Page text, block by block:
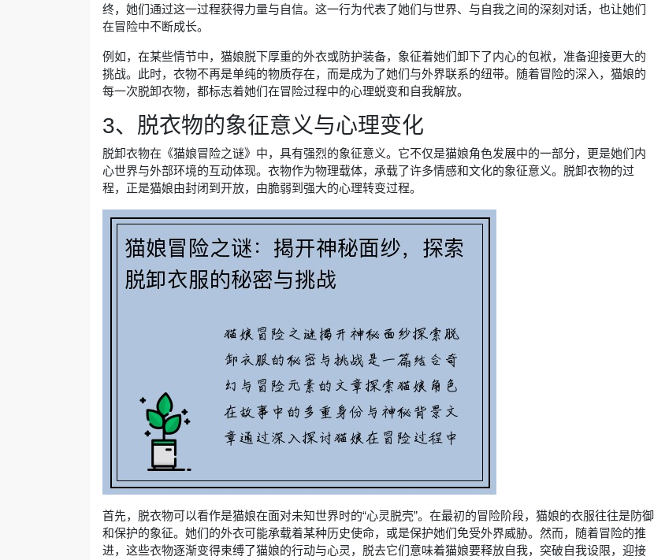
终，她们通过这一过程获得力量与自信。这一行为代表了她们与世界、与自我之间的深刻对话，也让她们
在冒险中不断成长。
例如，在某些情节中，猫娘脱下厚重的外衣或防护装备，象征着她们卸下了内心的包袱，准备迎接更大的
挑战。此时，衣物不再是单纯的物质存在，而是成为了她们与外界联系的纽带。随着冒险的深入，猫娘的
每一次脱卸衣物，都标志着她们在冒险过程中的心理蜕变和自我解放。
3、脱衣物的象征意义与心理变化
脱卸衣物在《猫娘冒险之谜》中，具有强烈的象征意义。它不仅是猫娘角色发展中的一部分，更是她们内
心世界与外部环境的互动体现。衣物作为物理载体，承载了许多情感和文化的象征意义。脱卸衣物的过
程，正是猫娘由封闭到开放，由脆弱到强大的心理转变过程。
首先，脱衣物可以看作是猫娘在面对未知世界时的“心灵脱壳”。在最初的冒险阶段，猫娘的衣服往往是防御
和保护的象征。她们的外衣可能承载着某种历史使命，或是保护她们免受外界威胁。然而，随着冒险的推
进，这些衣物逐渐变得束缚了猫娘的行动与心灵，脱去它们意味着猫娘要释放自我，突破自我设限，迎接